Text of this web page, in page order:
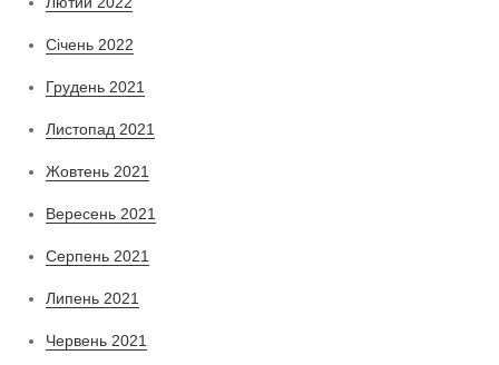
Січень 2022
Грудень 2021
Листопад 2021
Жовтень 2021
Вересень 2021
Серпень 2021
Липень 2021
Червень 2021